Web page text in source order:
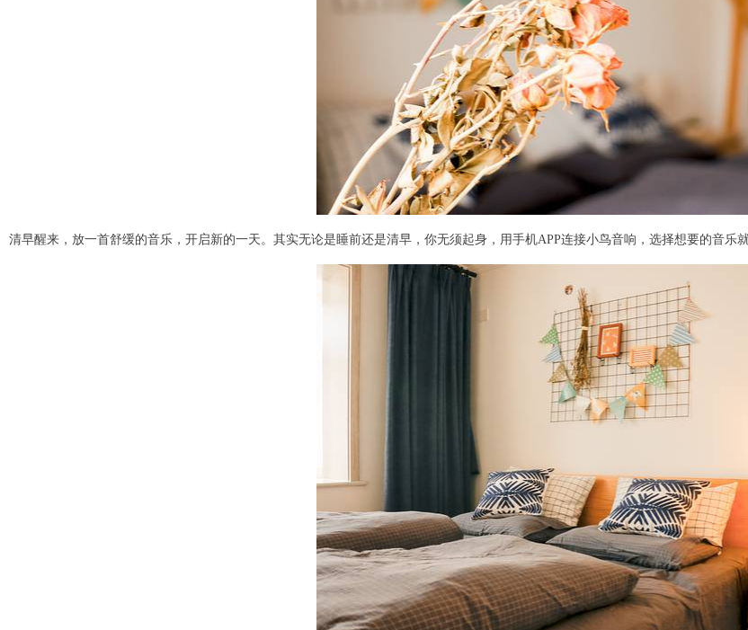
清早醒来，放一首舒缓的音乐，开启新的一天。其实无论是睡前还是清早，你无须起身，用手机APP连接小鸟音响，选择想要的音乐